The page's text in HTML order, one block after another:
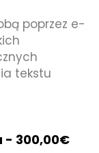
poprzez e-
tekstu
- 300,00€